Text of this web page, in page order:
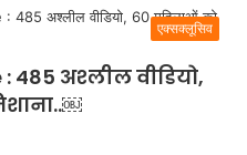
एक्सक्लूसिव
485 अश्लील वीडियो,